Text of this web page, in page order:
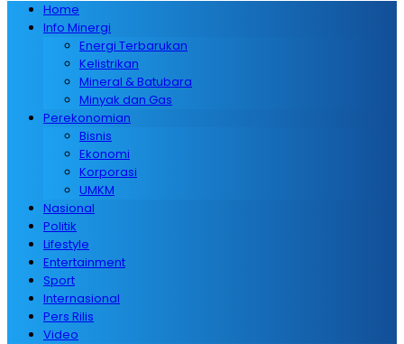
Home
Info Minergi
Energi Terbarukan
Kelistrikan
Mineral & Batubara
Minyak dan Gas
Perekonomian
Bisnis
Ekonomi
Korporasi
UMKM
Nasional
Politik
Lifestyle
Entertainment
Sport
Internasional
Pers Rilis
Video